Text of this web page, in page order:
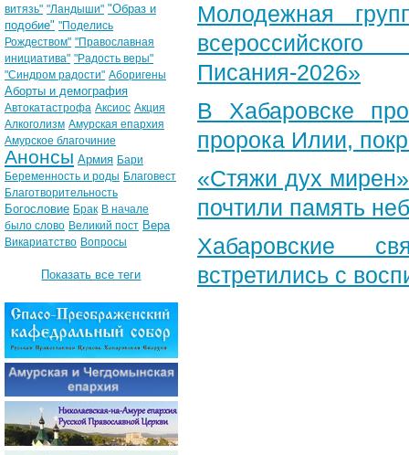
Молодежная
Писания-2026»
В Хабаровске
пророка Илии,
«Стяжи дух
почтили память
Хабаровские
встретились с
витязь" "Ландыши" "Образ и
подобие" "Поделись
Рождеством" "Православная
инициатива" "Радость веры"
"Синдром радости" Аборигены
Аборты и демография
Автокатастрофа Аксиос Акция
Алкоголизм Амурская епархия
Амурское благочиние
Анонсы Армия Бари
Беременность и роды Благовест
Благотворительность
Богословие Брак В начале
было слово Великий пост Вера
Викариатство Вопросы
Показать все теги